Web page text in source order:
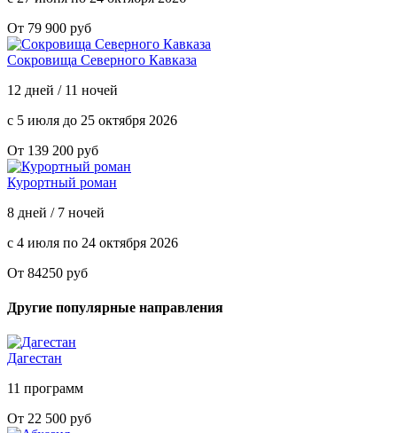
От 79 900 руб
Сокровища Северного Кавказа
12 дней / 11 ночей
с 5 июля до 25 октября 2026
От 139 200 руб
Курортный роман
8 дней / 7 ночей
с 4 июля по 24 октября 2026
От 84250 руб
Другие популярные направления
Дагестан
11 программ
От 22 500 руб